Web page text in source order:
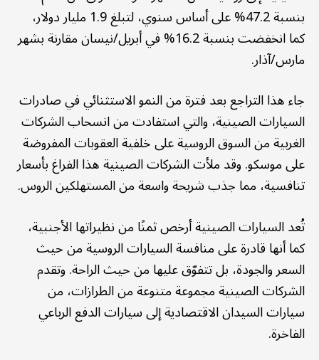
بنسبة 47.2% على أساس سنوي، لتبلغ 1.9 مليار دولار،
كما انخفضت بنسبة 16.2% في أبريل/نيسان مقارنة بشهر
مارس/آذار.
جاء هذا التراجع بعد فترة من النمو الاستثنائي في صادرات
السيارات الصينية، والتي استفادت من انسحاب الشركات
الغربية من السوق الروسية على خلفية العقوبات المفروضة
على موسكو. وقد ملأت الشركات الصينية هذا الفراغ بأسعار
تنافسية، مما جذب شريحة واسعة من المستهلكين الروس.
تُعد السيارات الصينية أرخص ثمنًا من نظيراتها الأجنبية،
كما أنها قادرة على منافسة السيارات الروسية من حيث
السعر والجودة، بل تتفوّق عليها من حيث الراحة. وتقدم
الشركات الصينية مجموعة متنوعة من الطرازات، من
سيارات السيدان الاقتصادية إلى سيارات الدفع الرباعي
الفاخرة.